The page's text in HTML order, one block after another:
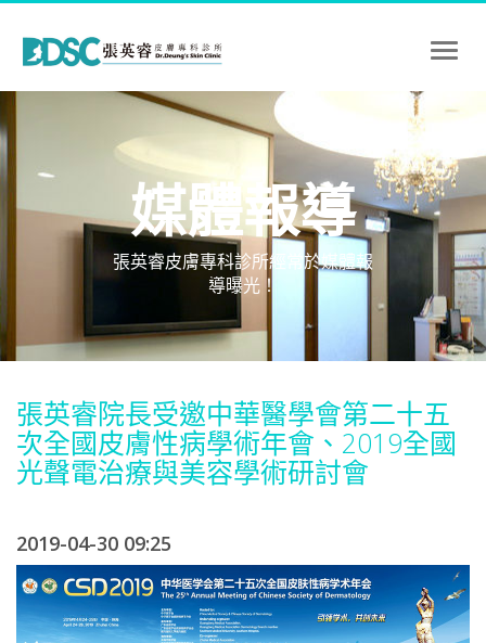
Toggle
媒體報導
張英睿皮膚專科診所經常於媒體報
導曝光！
張英睿院長受邀中華醫學會第二十五
次全國皮膚性病學術年會、2019全國
光聲電治療與美容學術研討會
2019-04-30 09:25